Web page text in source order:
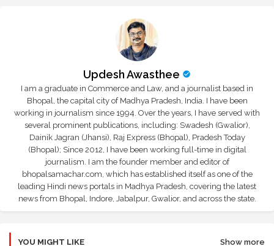
Updesh Awasthee
I am a graduate in Commerce and Law, and a journalist based in
Bhopal, the capital city of Madhya Pradesh, India. I have been
working in journalism since 1994. Over the years, I have served with
several prominent publications, including: Swadesh (Gwalior),
Dainik Jagran (Jhansi), Raj Express (Bhopal), Pradesh Today
(Bhopal); Since 2012, I have been working full-time in digital
journalism. I am the founder member and editor of
bhopalsamachar.com, which has established itself as one of the
leading Hindi news portals in Madhya Pradesh, covering the latest
news from Bhopal, Indore, Jabalpur, Gwalior, and across the state.
YOU MIGHT LIKE Show more